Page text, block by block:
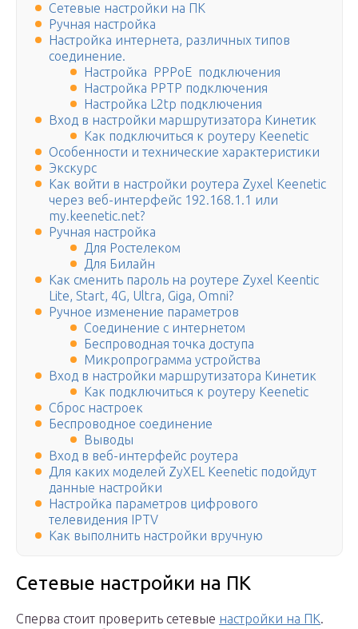
Сетевые настройки на ПК
Ручная настройка
Настройка интернета, различных типов
соединение.
Настройка PPPoE подключения
Настройка PPTP подключения
Настройка L2tp подключения
Вход в настройки маршрутизатора Кинетик
Как подключиться к роутеру Keenetic
Особенности и технические характеристики
Экскурс
Как войти в настройки роутера Zyxel Keenetic
через веб-интерфейс 192.168.1.1 или
my.keenetic.net?
Ручная настройка
Для Ростелеком
Для Билайн
Как сменить пароль на роутере Zyxel Keentic
Lite, Start, 4G, Ultra, Giga, Omni?
Ручное изменение параметров
Соединение с интернетом
Беспроводная точка доступа
Микропрограмма устройства
Вход в настройки маршрутизатора Кинетик
Как подключиться к роутеру Keenetic
Сброс настроек
Беспроводное соединение
Выводы
Вход в веб-интерфейс роутера
Для каких моделей ZyXEL Keenetic подойдут
данные настройки
Настройка параметров цифрового
телевидения IPTV
Как выполнить настройки вручную
Сетевые настройки на ПК
Сперва стоит проверить сетевые настройки на ПК.